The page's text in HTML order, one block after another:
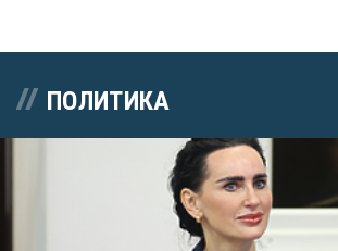
ПОЛИТИКА